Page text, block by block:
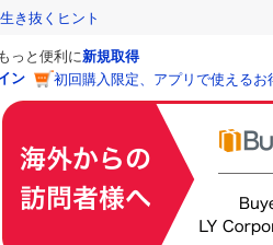
き抜くヒント
っと便利に新規取得
ン
初回購入限定、アプリで使えるお